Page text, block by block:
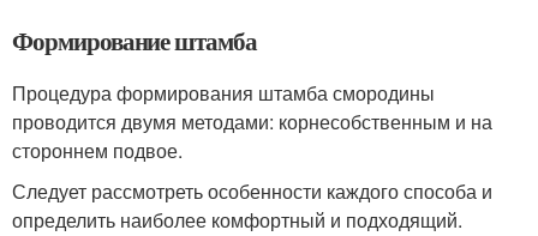
Формирование штамба
Процедура формирования штамба смородины
проводится двумя методами: корнесобственным и на
стороннем подвое.
Следует рассмотреть особенности каждого способа и
определить наиболее комфортный и подходящий.